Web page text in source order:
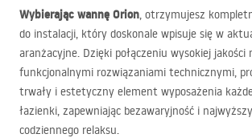
Wybierając wannę Orion, otrzymujesz
do instalacji, który doskonale wpisuje się w
aranżacyjne. Dzięki połączeniu wysokiej jakości
funkcjonalnymi rozwiązaniami technicznymi,
trwały i estetyczny element wyposażenia
łazienki, zapewniając bezawaryjność i
codziennego relaksu.